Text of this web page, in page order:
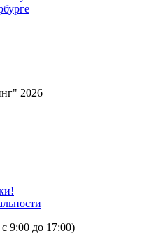
2026
9:00 до 17:00)